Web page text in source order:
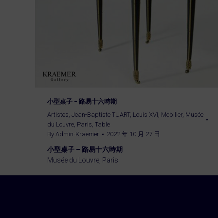
小型桌子 – 路易十六時期
Artistes, Jean-Baptiste TUART, Louis XVI, Mobilier, Musée
du Louvre, Paris, Table
By Admin-Kraemer 2022 年 10 月 27 日
小型桌子 – 路易十六時期
Musée du Louvre, Paris.